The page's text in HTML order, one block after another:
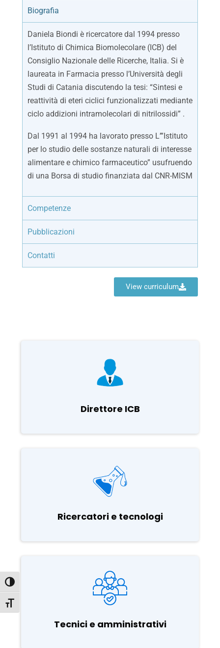
Attiva/disattiva alto contrasto
Attiva/disattiva dimensione testo
Biografia
Daniela Biondi è ricercatore dal 1994 presso
l’Istituto di Chimica Biomolecolare (ICB) del
Consiglio Nazionale delle Ricerche, Italia. Si è
laureata in Farmacia presso l’Università degli
Studi di Catania discutendo la tesi: “Sintesi e
reattività di eteri ciclici funzionalizzati mediante
ciclo addizioni intramolecolari di nitrilossidi” .
Dal 1991 al 1994 ha lavorato presso L’”Istituto
per lo studio delle sostanze naturali di interesse
alimentare e chimico farmaceutico” usufruendo
di una Borsa di studio finanziata dal CNR-MISM
Competenze
Pubblicazioni
Contatti
View curriculum
Direttore ICB
Ricercatori e tecnologi
Tecnici e amministrativi